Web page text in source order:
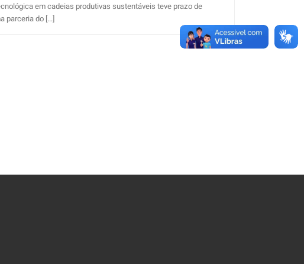
em cadeias produtivas sustentáveis teve prazo de
parceria do [...]